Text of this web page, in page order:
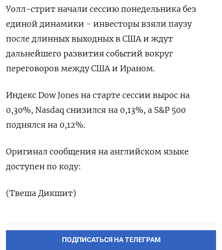
‌Уолл-стрит начали сессию понедельника без ​
единой ​динамики - ​инвесторы ⁠взяли паузу
‌после длинных ‌выходных в США и ​ждут
‌дальнейшего развития событий ​вокруг
переговоров ‌между США и Ираном.
Индекс ​Dow ​Jones ‌на старте ​сессии вырос на
0,30%, Nasdaq снизился на 0,13%, а S&P ​500
⁠поднялся на 0,12%.
Оригинал сообщения ‌на ‌английском языке
доступен ​по коду:
(Твеша ‌Дикшит)
ПОДПИСАТЬСЯ НА ТЕЛЕГРАМ